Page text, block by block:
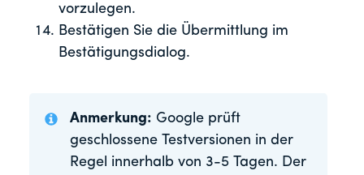
vorzulegen.
Bestätigen Sie die Übermittlung im
Bestätigungsdialog.
Anmerkung: Google prüft
geschlossene Testversionen in der
Regel innerhalb von 3-5 Tagen. Der